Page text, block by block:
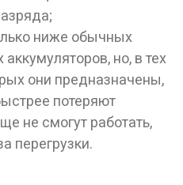
ниже обычных
но, в тех
они предназначены,
потеряют
не смогут работать,
перегрузки.